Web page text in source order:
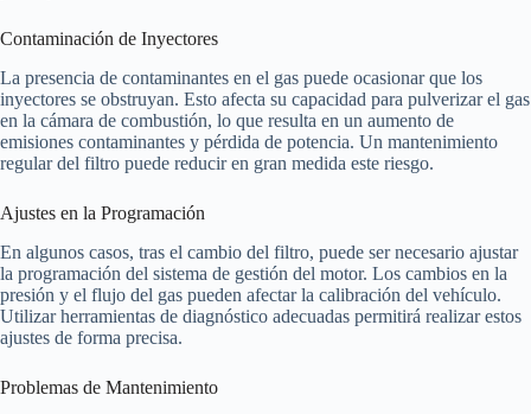
Contaminación de Inyectores
La presencia de contaminantes en el gas puede ocasionar que los
inyectores se obstruyan. Esto afecta su capacidad para pulverizar el gas
en la cámara de combustión, lo que resulta en un aumento de
emisiones contaminantes y pérdida de potencia. Un mantenimiento
regular del filtro puede reducir en gran medida este riesgo.
Ajustes en la Programación
En algunos casos, tras el cambio del filtro, puede ser necesario ajustar
la programación del sistema de gestión del motor. Los cambios en la
presión y el flujo del gas pueden afectar la calibración del vehículo.
Utilizar herramientas de diagnóstico adecuadas permitirá realizar estos
ajustes de forma precisa.
Problemas de Mantenimiento